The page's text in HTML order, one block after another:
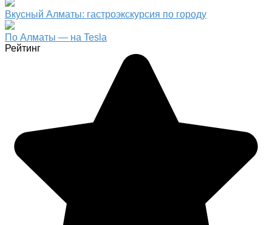
Вкусный Алматы: гастроэкскурсия по городу
По Алматы — на Tesla
Рейтинг